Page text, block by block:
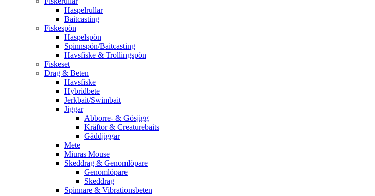
Haspelrullar
Baitcasting
Fiskespön
Haspelspön
Spinnspön/Baitcasting
Havsfiske & Trollingspön
Fiskeset
Drag & Beten
Havsfiske
Hybridbete
Jerkbait/Swimbait
Jiggar
Abborre- & Gösjigg
Kräftor & Creaturebaits
Gäddjiggar
Mete
Miuras Mouse
Skeddrag & Genomlöpare
Genomlöpare
Skeddrag
Spinnare & Vibrationsbeten